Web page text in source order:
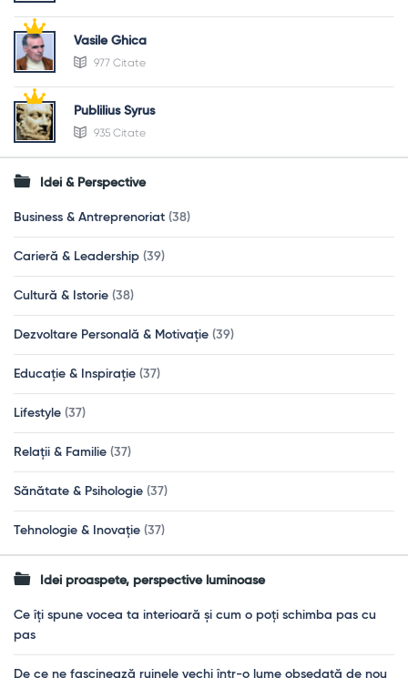
Vasile Ghica
977 Citate
Publilius Syrus
935 Citate
Idei & Perspective
Business & Antreprenoriat (38)
Carieră & Leadership (39)
Cultură & Istorie (38)
Dezvoltare Personală & Motivație (39)
Educație & Inspirație (37)
Lifestyle (37)
Relații & Familie (37)
Sănătate & Psihologie (37)
Tehnologie & Inovație (37)
Idei proaspete, perspective luminoase
Ce îți spune vocea ta interioară și cum o poți schimba pas cu
pas
De ce ne fascinează ruinele vechi într-o lume obsedată de nou